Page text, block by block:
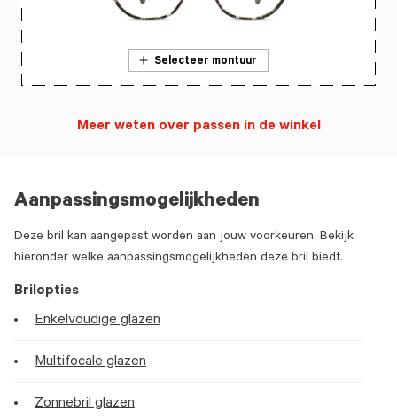
Aanpassingsmogelijkheden
Deze bril kan aangepast worden aan jouw voorkeuren. Bekijk
hieronder welke aanpassingsmogelijkheden deze bril biedt.
Brilopties
Enkelvoudige glazen
Multifocale glazen
Zonnebril glazen
Selecteer montuur
Meer weten over passen in de winkel